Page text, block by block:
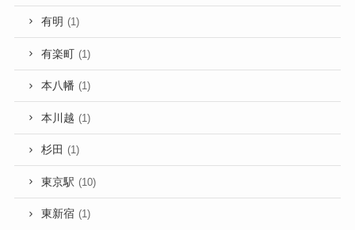
有明 (1)
有楽町 (1)
本八幡 (1)
本川越 (1)
杉田 (1)
東京駅 (10)
東新宿 (1)